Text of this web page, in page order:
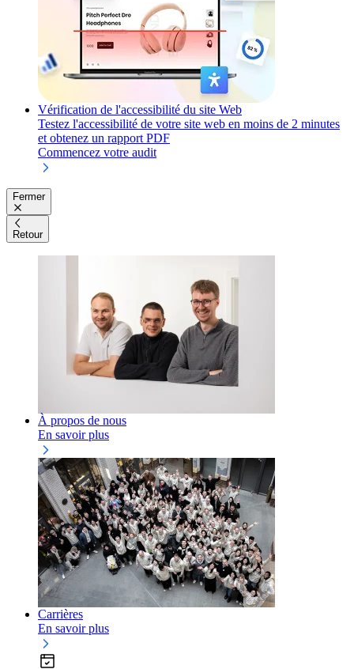
Vérification de l'accessibilité du site Web
Testez l'accessibilité de votre site web en moins de 2 minutes
et obtenez un rapport PDF
Commencez votre audit
Fermer
Retour
À propos de nous
En savoir plus
Carrières
En savoir plus